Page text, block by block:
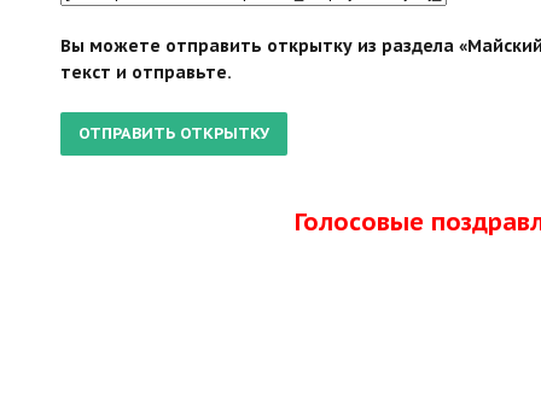
Вы можете отправить открытку из раздела
текст и отправьте.
Голосовые